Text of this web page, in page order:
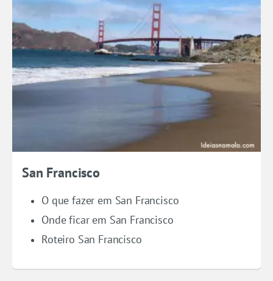
San Francisco
O que fazer em San Francisco
Onde ficar em San Francisco
Roteiro San Francisco